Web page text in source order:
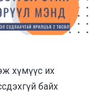
хүмүүс их
байх